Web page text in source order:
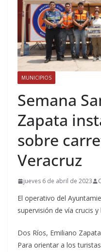
MUNICIPIOS
Semana
Zapata
sobre
Veracruz
jueves 6 de abril de 2023
El operativo del
supervisión de vía crucis y
Dos Ríos, Emiliano
Para orientar a los